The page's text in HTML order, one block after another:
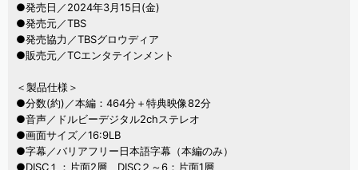
●発売日／2024年3月15日(金)
●発売元／TBS
●発売協力／TBSグロウディア
●販売元／TCエンタテインメント
＜製品仕様＞
●分数(約)／本編：464分＋特典映像82分
●音声／ドルビーデジタル2chステレオ
●画面サイズ／16:9LB
●字幕／バリアフリー日本語字幕（本編のみ）
●DISC１：片面2層、DISC２～6：片面1層